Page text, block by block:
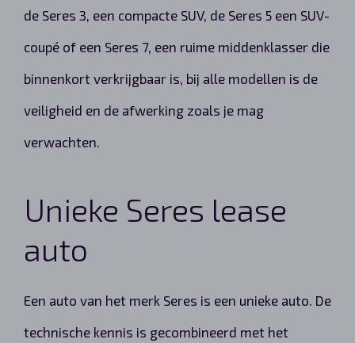
de Seres 3, een compacte SUV, de Seres 5 een SUV-
coupé of een Seres 7, een ruime middenklasser die
binnenkort verkrijgbaar is, bij alle modellen is de
veiligheid en de afwerking zoals je mag
verwachten.
Unieke Seres lease
auto
Een auto van het merk Seres is een unieke auto. De
technische kennis is gecombineerd met het